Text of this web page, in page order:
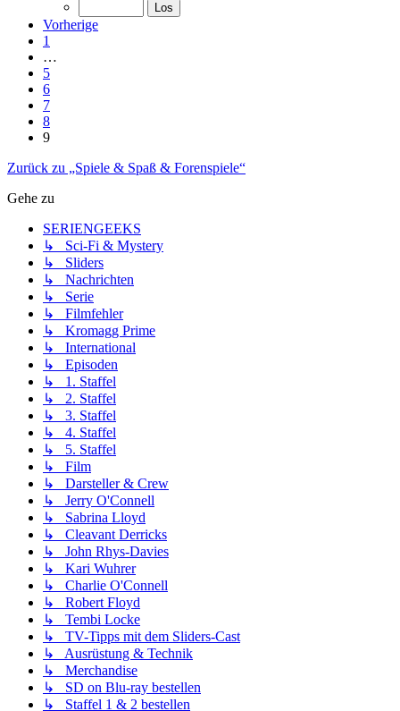
Vorherige
1
…
5
6
7
8
9
Zurück zu „Spiele & Spaß & Forenspiele“
Gehe zu
SERIENGEEKS
↳ Sci-Fi & Mystery
↳ Sliders
↳ Nachrichten
↳ Serie
↳ Filmfehler
↳ Kromagg Prime
↳ International
↳ Episoden
↳ 1. Staffel
↳ 2. Staffel
↳ 3. Staffel
↳ 4. Staffel
↳ 5. Staffel
↳ Film
↳ Darsteller & Crew
↳ Jerry O'Connell
↳ Sabrina Lloyd
↳ Cleavant Derricks
↳ John Rhys-Davies
↳ Kari Wuhrer
↳ Charlie O'Connell
↳ Robert Floyd
↳ Tembi Locke
↳ TV-Tipps mit dem Sliders-Cast
↳ Ausrüstung & Technik
↳ Merchandise
↳ SD on Blu-ray bestellen
↳ Staffel 1 & 2 bestellen